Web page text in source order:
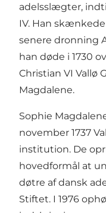
adelsslægter,
IV. Han
senere dronning
han døde i 1730
Christian VI Vallø
Magdalene.
Sophie
november 1737
institution. De
hovedformål at
døtre af dansk
Stiftet. I 1976